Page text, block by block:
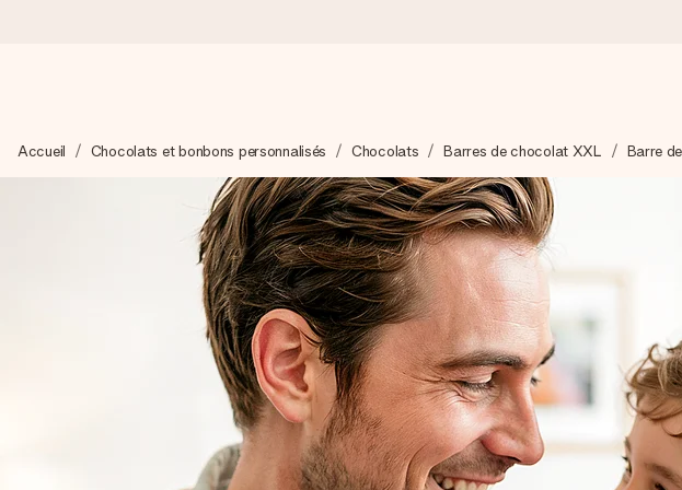
Nous préparons votre cadeau avec attention et l’envoyons en un éclair – pour que vous
4,8 (sur la base de +15 000 avis)
Nos cadeaux sont appréciés. Les clients nous attribuent une note de 4,8 sur Google
Carte de vœux gratuite
Créez quelque chose d’unique en quelques étapes – avec son prénom, votre photo
Accueil Chocolats et bonbons personnalisés Chocolats Barres de chocolat XXL Barre